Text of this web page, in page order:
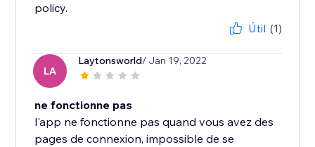
policy.
Útil (1)
LA
Laytonsworld/ Jan 19, 2022
ne fonctionne pas
l'app ne fonctionne pas quand vous avez des
pages de connexion, impossible de se